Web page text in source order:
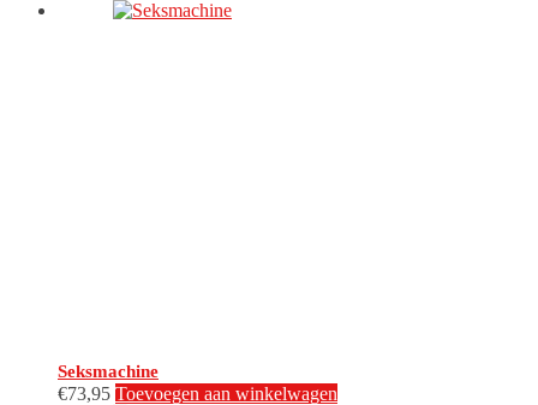
Seksmachine
€73,95 Toevoegen aan winkelwagen